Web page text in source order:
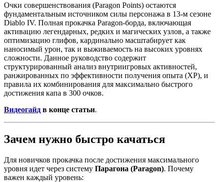
Очки совершенствования (Paragon Points) остаются
фундаментальным источником силы персонажа в 13-м сезоне
Diablo IV. Полная прокачка Paragon-борда, включающая
активацию легендарных, редких и магических узлов, а также
оптимизацию глифов, кардинально масштабирует как
наносимый урон, так и выживаемость на высоких уровнях
сложности. Данное руководство содержит
структурированный анализ внутриигровых активностей,
ранжированных по эффективности получения опыта (XP), и
правила их комбинирования для максимально быстрого
достижения капа в 300 очков.
Видеогайд в конце статьи.
Зачем нужно быстро качаться
Для новичков прокачка после достижения максимального
уровня идет через систему Парагона (Paragon). Почему
важен каждый уровень: